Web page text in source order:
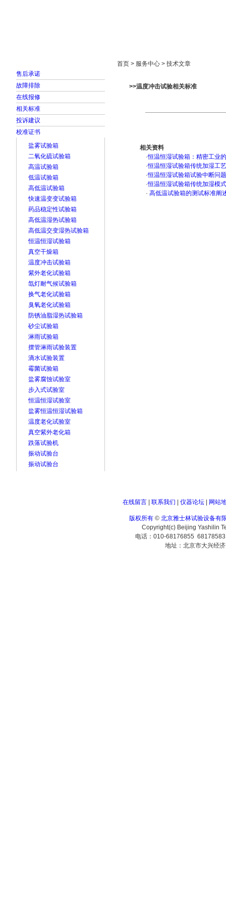
售后承诺
故障排除
在线报修
相关标准
投诉建议
校准证书
盐雾试验箱
二氧化硫试验箱
高温试验箱
低温试验箱
高低温试验箱
快速温变变试验箱
药品稳定性试验箱
高低温湿热试验箱
高低温交变湿热试验箱
恒温恒湿试验箱
真空干燥箱
温度冲击试验箱
紫外老化试验箱
氙灯耐气候试验箱
换气老化试验箱
臭氧老化试验箱
防锈油脂湿热试验箱
砂尘试验箱
淋雨试验箱
摆管淋雨试验装置
滴水试验装置
霉菌试验箱
盐雾腐蚀试验室
步入式试验室
恒温恒湿试验室
盐雾恒温恒湿试验箱
温度老化试验室
真空紫外老化箱
跌落试验机
振动试验台
振动试验台
首页 > 服务中心 > 技术文章
>>温度冲击试验相关标准
相关资料
·恒温恒湿试验箱：精密工业
·恒温恒湿试验箱传统加湿工
·恒温恒湿试验箱试验中断问
·恒温恒湿试验箱传统加湿模
· 高低温试验箱的测试标准阐
在线留言| 联系我们 仪器论坛| 网站
版权所有 © 北京雅士林试验设备有
Copyright(c) Beijing Yashilin
电话：010-68176855
地址：北京市大兴经